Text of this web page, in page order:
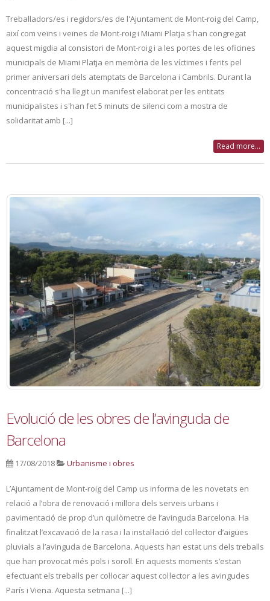
Treballadors/es i regidors/es de l'Ajuntament de Mont-roig del Camp,
així com veïns i veïnes de Mont-roig i Miami Platja s'han congregat
aquest migdia al consistori de Mont-roig i a les portes de les oficines
municipals de Miami Platja en memòria de les víctimes i ferits pel
primer aniversari dels atemptats de Barcelona i Cambrils. Durant la
concentració s'ha llegit un manifest elaborat per les entitats
municipalistes i s'han fet 5 minuts de silenci com a mostra de
solidaritat amb [...]
Read more...
Evolució de les obres de l’avinguda de
Barcelona
17/08/2018 Urbanisme i obres
L’Ajuntament de Mont-roig del Camp us informa de les novetats en
relació a l’obra de renovació i millora dels serveis urbans i
pavimentació de prop d’un quilòmetre de l’avinguda Barcelona. Ha
finalitzat l’excavació de la rasa i la instal·lació del col·lector d’aigües
pluvials a l’avinguda de Barcelona. Aquests han estat uns dels treballs
que han provocat més pols i soroll. En aquests moments s’estan
efectuant els treballs per col·locar aquest col·lector a les avingudes
París i Viena. Aquesta setmana [...]